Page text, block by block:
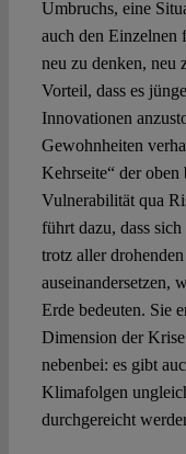
Umbruchs, eine
auch den Einzelnen
neu zu denken, neu
Vorteil, dass es
Innovationen
Gewohnheiten
Kehrseite“ der oben
Vulnerabilität qua
führt dazu, dass
trotz aller
auseinandersetzen,
Erde bedeuten. Sie
Dimension der
nebenbei: es gibt
Klimafolgen
durchgereicht